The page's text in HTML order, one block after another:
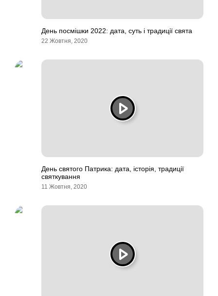
День посмішки 2022: дата, суть і традиції свята
22 Жовтня, 2020
День святого Патрика: дата, історія, традиції
святкування
11 Жовтня, 2020